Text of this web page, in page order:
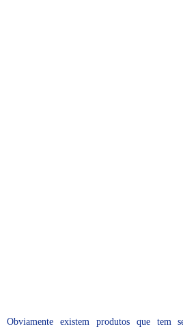
Obviamente existem produtos que tem